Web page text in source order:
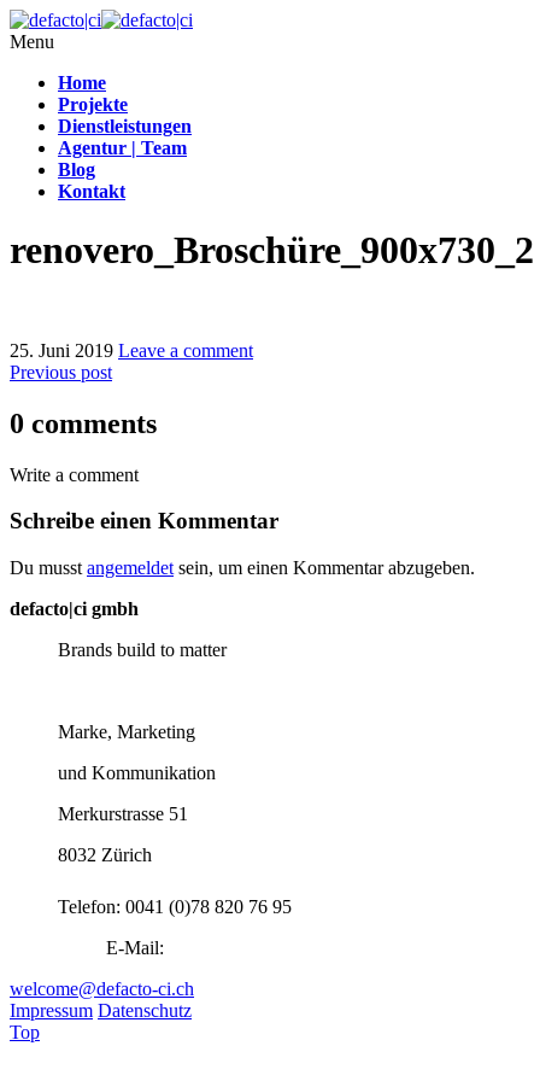
Menu
Home
Projekte
Dienstleistungen
Agentur | Team
Blog
Kontakt
renovero_Broschüre_900x730_2
25. Juni 2019 Leave a comment
Previous post
0 comments
Write a comment
Schreibe einen Kommentar
Du musst angemeldet sein, um einen Kommentar abzugeben.
defacto|ci gmbh
Brands build to matter
Marke, Marketing
und Kommunikation
Merkurstrasse 51
8032 Zürich
Telefon: 0041 (0)78 820 76 95
E-Mail:
welcome@defacto-ci.ch
Impressum Datenschutz
Top